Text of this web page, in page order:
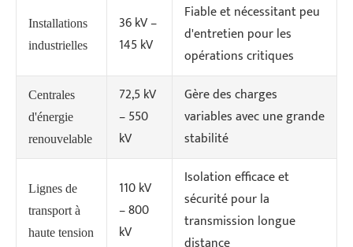
Installations
industrielles
36 kV –
145 kV
Fiable et nécessitant peu
d'entretien pour les
opérations critiques
Centrales
d'énergie
renouvelable
72,5 kV
– 550
kV
Gère des charges
variables avec une grande
stabilité
Lignes de
transport à
haute tension
110 kV
– 800
kV
Isolation efficace et
sécurité pour la
transmission longue